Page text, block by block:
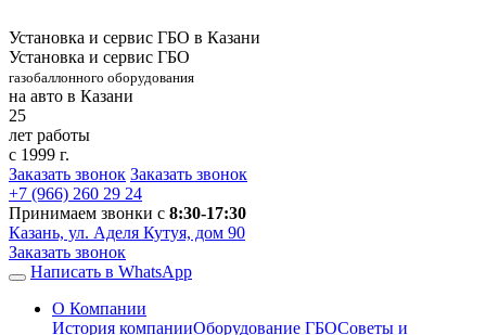
Установка и сервис ГБО в Казани
Установка и сервис ГБО
газобаллонного оборудования
на авто в Казани
25
лет работы
с 1999 г.
Заказать звонок Заказать звонок
+7 (966) 260 29 24
Принимаем звонки с 8:30-17:30
Казань, ул. Аделя Кутуя, дом 90
Заказать звонок
Написать в WhatsApp
О Компании
История компанииОборудование ГБОСоветы и